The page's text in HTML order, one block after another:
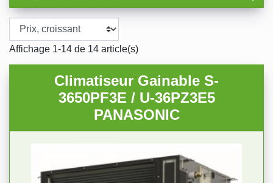
Affichage 1-14 de 14 article(s)
Climatiseur Gainable S-
3650PF3E / U-36PZ3E5
PANASONIC